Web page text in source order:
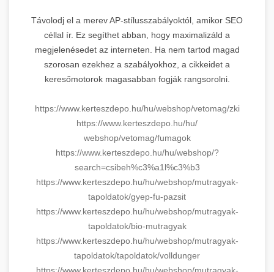
Távolodj el a merev AP-stílusszabályoktól, amikor SEO
céllal ír. Ez segíthet abban, hogy maximalizáld a
megjelenésedet az interneten. Ha nem tartod magad
szorosan ezekhez a szabályokhoz, a cikkeidet a
keresőmotorok magasabban fogják rangsorolni.
https://www.kerteszdepo.hu/hu/webshop/vetomag/zki
https://www.kerteszdepo.hu/hu/
webshop/vetomag/fumagok
https://www.kerteszdepo.hu/hu/webshop/?
search=csibeh%c3%a1l%c3%b3
https://www.kerteszdepo.hu/hu/webshop/mutragyak-
tapoldatok/gyep-fu-pazsit
https://www.kerteszdepo.hu/hu/webshop/mutragyak-
tapoldatok/bio-mutragyak
https://www.kerteszdepo.hu/hu/webshop/mutragyak-
tapoldatok/tapoldatok/volldunger
https://www.kerteszdepo.hu/hu/webshop/mutragyak-